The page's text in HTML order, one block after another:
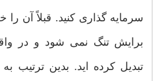
سرمایه گذاری کنید. قبلاً آن
برایش تنگ نمی شود و در
تبدیل کرده اید. بدین ترتیب